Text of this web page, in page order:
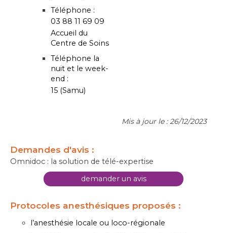
Téléphone :
03 88 11 69 09
Accueil du
Centre de Soins
Téléphone la
nuit et le week-
end :
15 (Samu)
Mis à jour le : 26/12/2023
Demandes d'avis :
Omnidoc : la solution de télé-expertise
demander un avis
Protocoles anesthésiques proposés :
l’anesthésie locale ou loco-régionale